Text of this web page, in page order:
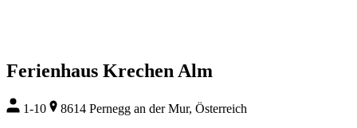
Ferienhaus Krechen Alm
1-10
8614 Pernegg an der Mur, Österreich